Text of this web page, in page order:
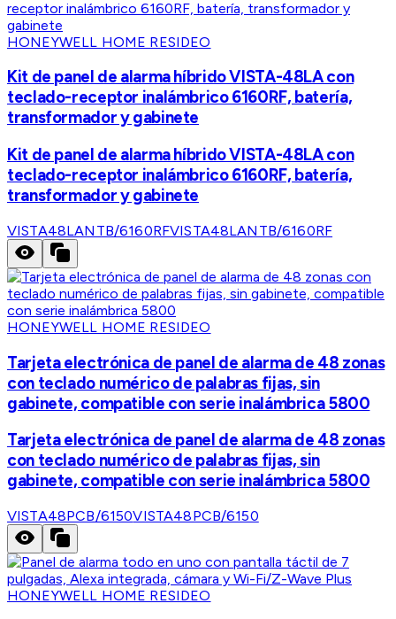
HONEYWELL HOME RESIDEO
Kit de panel de alarma híbrido VISTA-48LA con
teclado-receptor inalámbrico 6160RF, batería,
transformador y gabinete
Kit de panel de alarma híbrido VISTA-48LA con
teclado-receptor inalámbrico 6160RF, batería,
transformador y gabinete
VISTA48LANTB/6160RFVISTA48LANTB/6160RF
HONEYWELL HOME RESIDEO
Tarjeta electrónica de panel de alarma de 48 zonas
con teclado numérico de palabras fijas, sin
gabinete, compatible con serie inalámbrica 5800
Tarjeta electrónica de panel de alarma de 48 zonas
con teclado numérico de palabras fijas, sin
gabinete, compatible con serie inalámbrica 5800
VISTA48PCB/6150VISTA48PCB/6150
HONEYWELL HOME RESIDEO